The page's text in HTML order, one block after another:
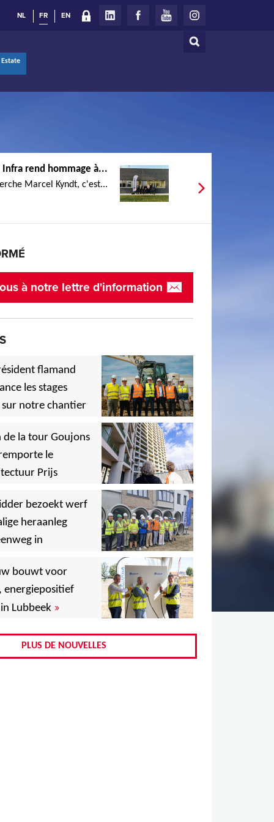
Rechercher
NL FR EN
Estate
rend hommage à...
Marcel Kyndt, c'est...
à notre lettre d'information
flamand
les stages
sur notre chantier
,
,
de la tour Goujons
le
Prijs
, ,
,
bezoekt werf
heraanleg
in
,
,
bouwt voor
energiepositief
Lubbeek »
PLUS DE NOUVELLES